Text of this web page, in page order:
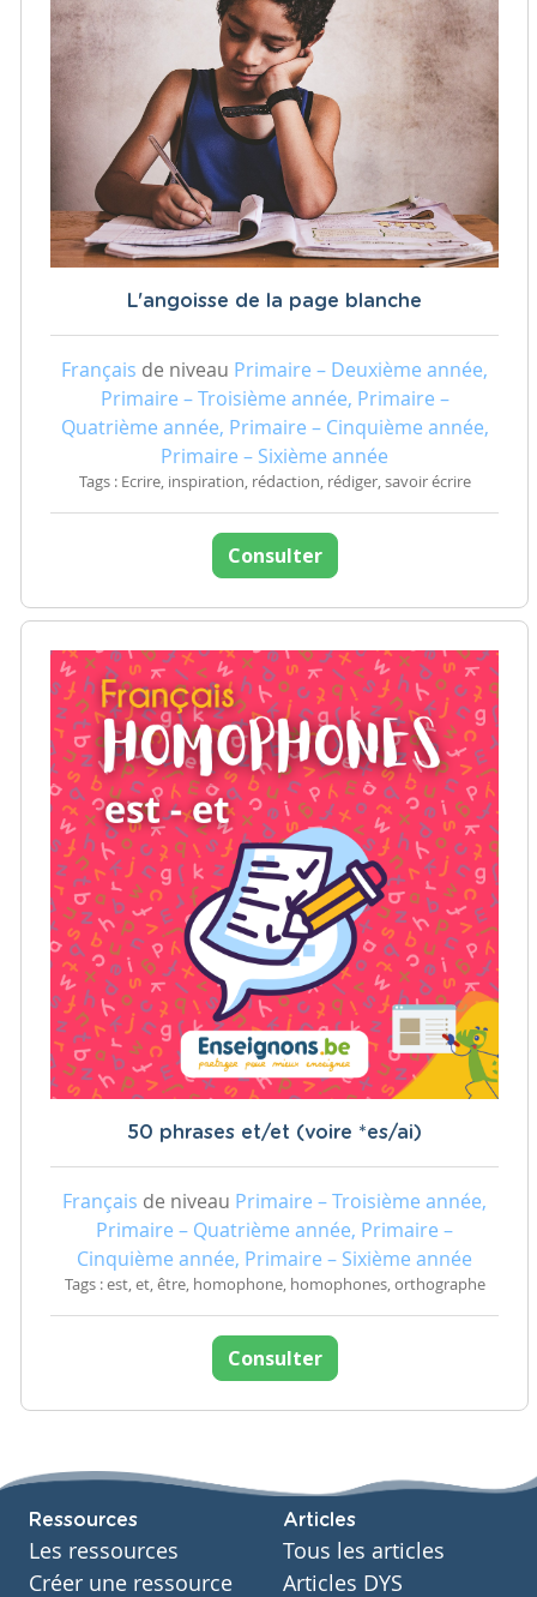
L'angoisse de la page blanche
Français de niveau Primaire – Deuxième année,
Primaire – Troisième année, Primaire –
Quatrième année, Primaire – Cinquième année,
Primaire – Sixième année
Tags : Ecrire, inspiration, rédaction, rédiger, savoir écrire
Consulter
50 phrases et/et (voire *es/ai)
Français de niveau Primaire – Troisième année,
Primaire – Quatrième année, Primaire –
Cinquième année, Primaire – Sixième année
Tags : est, et, être, homophone, homophones, orthographe
Consulter
Ressources
Les ressources
Créer une ressource
Articles
Tous les articles
Articles DYS